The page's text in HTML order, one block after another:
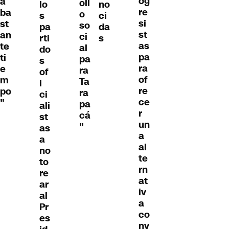
ba
st
an
te
ti
e
m
po
"
lo
s
pa
rti
do
s
of
i
ci
ali
st
as
a
no
to
re
ar
al
Pr
es
oll
o
so
ci
al
pa
ra
Ta
ra
pa
cá
"
no
ci
da
s
re
si
st
as
pa
ra
of
re
ce
r
un
a
al
te
rn
at
iv
a
co
nv